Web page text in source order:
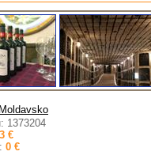
Moldavsko
1373204
€
0 €